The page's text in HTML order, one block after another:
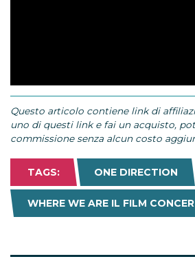
Questo articolo contiene link di
uno di questi link e fai un acquisto,
commissione senza alcun costo
TAGS: ONE DIRECTION
WHERE WE ARE IL FILM